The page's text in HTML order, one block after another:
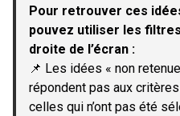
Pour retrouver ces
pouvez utiliser les
droite de l’écran :
📌 Les idées « non
répondent pas aux
celles qui n’ont pas été